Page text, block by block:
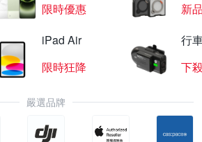
限時優惠
新
iPad Air
限時狂降
行
下
嚴選品牌